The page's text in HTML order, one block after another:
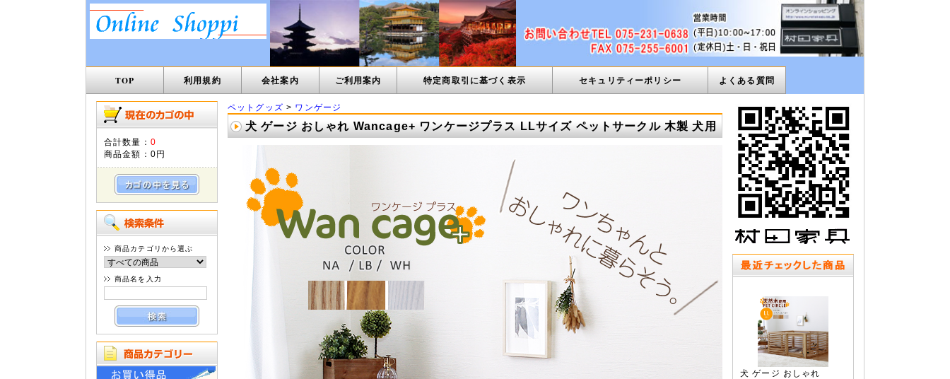
TOP 利用規約 会社案内 ご利用案内 特定商取引に基づく表示 セキュリティーポリシー よくある質問
合計数量： 0
商品金額： 0円
商品カテゴリから選ぶ
商品名を入力
ペットグッズ > ワンゲージ
犬 ゲージ おしゃれ Wancage+ ワンケージプラス LLサイズ ペットサークル 木製 犬用
犬 ゲージ おしゃれ